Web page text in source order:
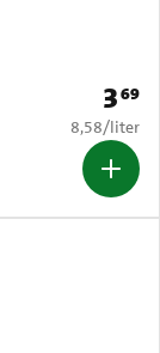
Prijs:
369
€ 8,58 per
8,58/liter